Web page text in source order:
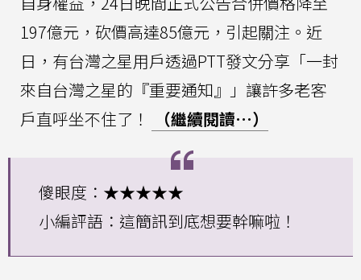
197億元，砍價高達85億元，引起關注。近
日，有台灣之星用戶透過PTT發文分享「一封
來自台灣之星的『重要通知』」讓許多老客
戶直呼坐不住了！
（繼續閱讀…）
傻眼度：★★★★★
小編評語：這簡訊到底想要幹嘛啦！